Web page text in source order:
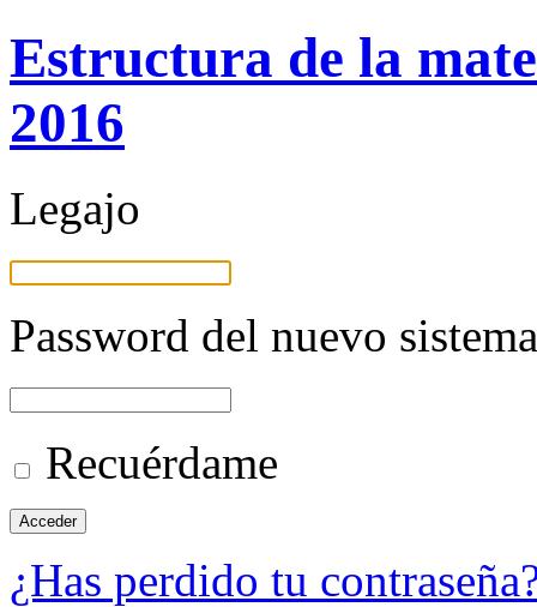
Estructura de la
2016
Legajo
Password del nuevo
Recuérdame
¿Has perdido tu